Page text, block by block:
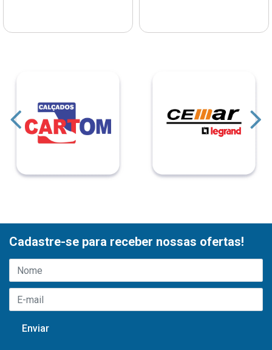
Cadastre-se para receber nossas ofertas!